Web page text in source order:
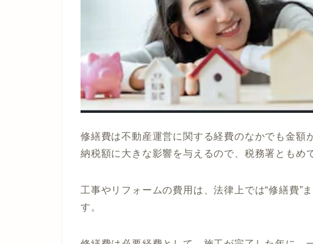
修繕費は不動産運営に関する経費のなかでも金額
納税額に大きな影響を与えるので、税務署ともめ
工事やリフォームの費用は、法律上では“修繕費”
す。